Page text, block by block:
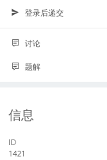
登录后递交
讨论
题解
信息
ID
1421